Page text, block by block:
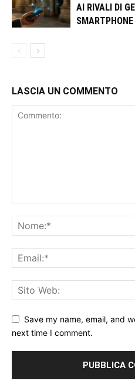
AI RIVALI DI
SMARTPHONE
LASCIA UN COMMENTO
Save my name, email, and
next time I comment.